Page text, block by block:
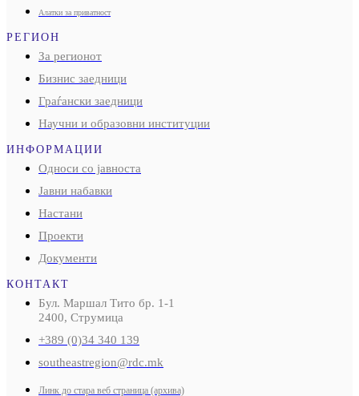
Алатки за приватност
РЕГИОН
За регионот
Бизнис заедници
Граѓански заедници
Научни и образовни институции
ИНФОРМАЦИИ
Односи со јавноста
Јавни набавки
Настани
Проекти
Документи
КОНТАКТ
Бул. Маршал Тито бр. 1-1
2400, Струмица
+389 (0)34 340 139
southeastregion@rdc.mk
Линк до стара веб страница (архива)